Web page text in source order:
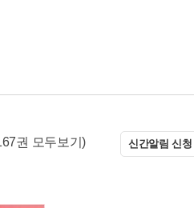
권 모두보기) 신간알림 신청